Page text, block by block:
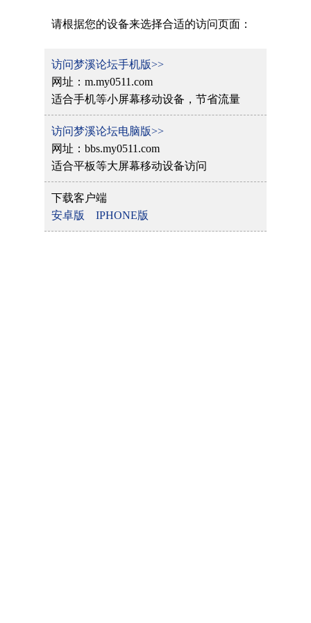
请根据您的设备来选择合适的访问页面：
访问梦溪论坛手机版>>
网址：m.my0511.com
适合手机等小屏幕移动设备，节省流量
访问梦溪论坛电脑版>>
网址：bbs.my0511.com
适合平板等大屏幕移动设备访问
下载客户端
安卓版
IPHONE版